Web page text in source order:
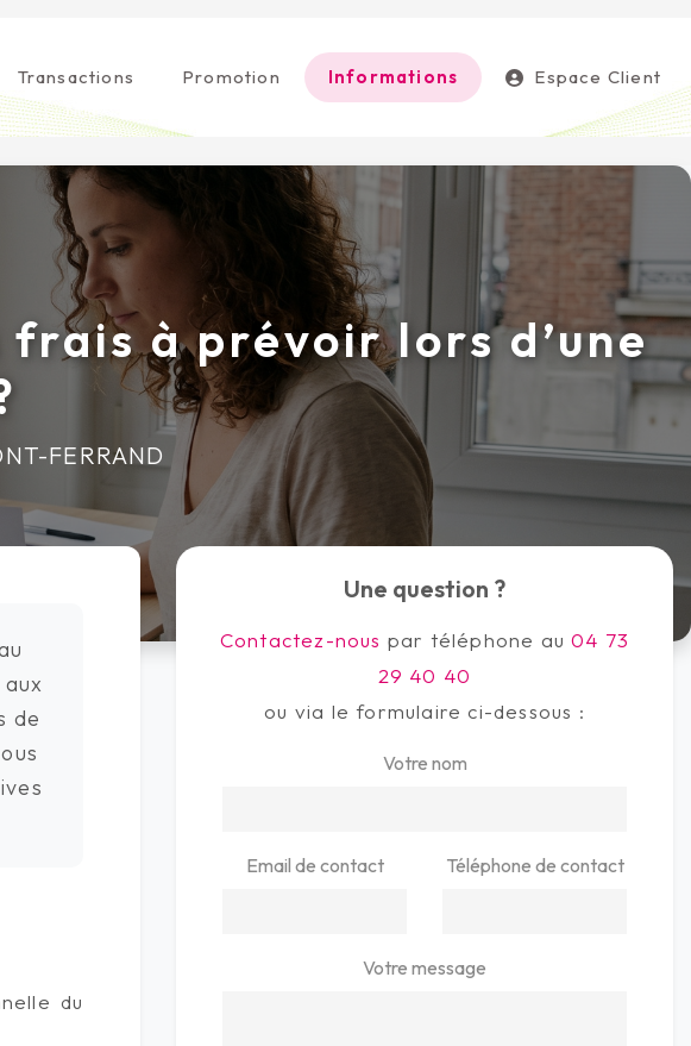
Transactions Promotion Informations Espace Client
à prévoir lors d’une
FERRAND
de
du
Une question ?
Contactez-nous par téléphone au04 73
29 40 40
ou via le formulaire ci-dessous :
Votre nom
Email de contact Téléphone de contact
Votre message